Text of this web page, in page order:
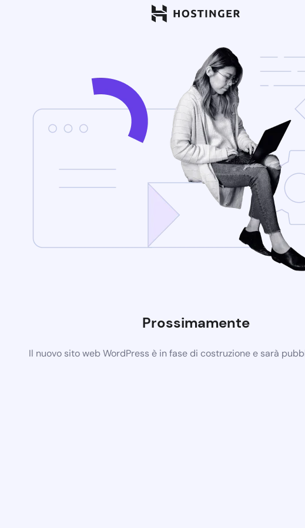
Prossimamente
Il nuovo sito web WordPress è in fase di costruzione e sarà